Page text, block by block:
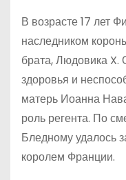
В возрасте 17 лет
наследником
брата, Людовика X.
здоровья и
матерь Иоанна
роль регента. По
Бледному удалось
королем Франции.